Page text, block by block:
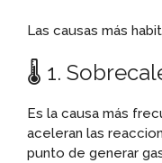
Las causas más
🌡️ 1.
Es la causa más
aceleran las
punto de generar